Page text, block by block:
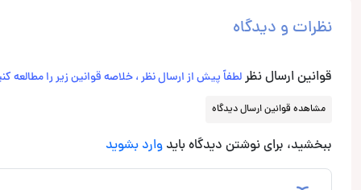
نظرات و دیدگاه
قوانین ارسال نظرلطفاً پیش از ارسال نظر ، خلاصه قوانین زیر را مطالعه
مشاهده قوانین ارسال دیدگاه
ببخشید، برای نوشتن دیدگاه باید وارد بشوید